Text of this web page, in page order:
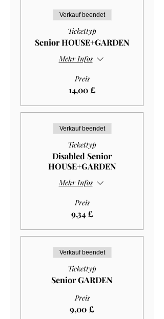
Verkauf beendet
Tickettyp
Senior HOUSE+GARDEN
Mehr Infos
Preis
14,00 £
Verkauf beendet
Tickettyp
Disabled Senior
HOUSE+GARDEN
Mehr Infos
Preis
9,34 £
Verkauf beendet
Tickettyp
Senior GARDEN
Preis
9,00 £